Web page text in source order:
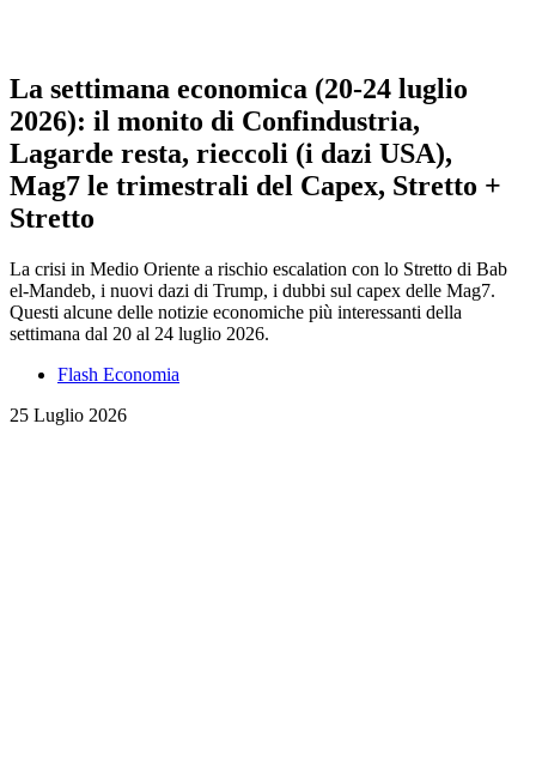
La settimana economica (20-24 luglio
2026): il monito di Confindustria,
Lagarde resta, rieccoli (i dazi USA),
Mag7 le trimestrali del Capex, Stretto +
Stretto
La crisi in Medio Oriente a rischio escalation con lo Stretto di Bab
el-Mandeb, i nuovi dazi di Trump, i dubbi sul capex delle Mag7.
Questi alcune delle notizie economiche più interessanti della
settimana dal 20 al 24 luglio 2026.
Flash Economia
25 Luglio 2026